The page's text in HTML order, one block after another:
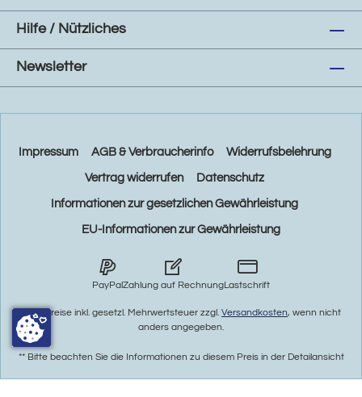
Hilfe / Nützliches
Newsletter
Impressum AGB & Verbraucherinfo Widerrufsbelehrung
Vertrag widerrufen Datenschutz
Informationen zur gesetzlichen Gewährleistung
EU-Informationen zur Gewährleistung
PayPalZahlung auf RechnungLastschrift
* Alle Preise inkl. gesetzl. Mehrwertsteuer zzgl. Versandkosten, wenn nicht
anders angegeben.
** Bitte beachten Sie die Informationen zu diesem Preis in der Detailansicht